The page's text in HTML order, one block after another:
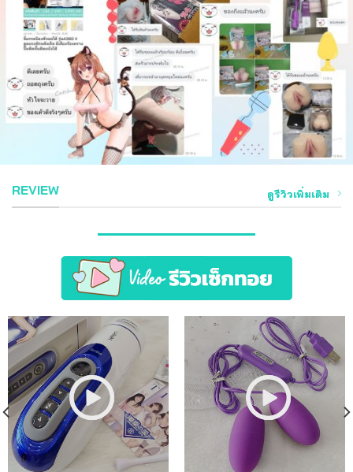
REVIEW ดูรีวิวเพิ่มเติม